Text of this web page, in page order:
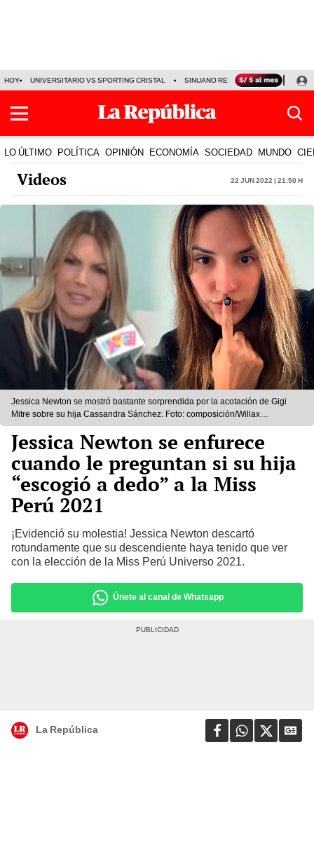
HOY UNIVERSITARIO VS SPORTING CRISTAL SINUANO RESULTADOS HOY
LO ÚLTIMO POLÍTICA OPINIÓN ECONOMÍA SOCIEDAD MUNDO
Videos 22 Jun 2022 | 21:50 h
Jessica Newton se mostró bastante sorprendida por la acotación de Gigi
Mitre sobre su hija Cassandra Sánchez. Foto: composición/Willax
TV/Instagram
Jessica Newton se enfurece
cuando le preguntan si su hija
“escogió a dedo” a la Miss
Perú 2021
¡Evidenció su molestia! Jessica Newton descartó
rotundamente que su descendiente haya tenido que ver
con la elección de la Miss Perú Universo 2021.
Únete al canal de Whatsapp
La República